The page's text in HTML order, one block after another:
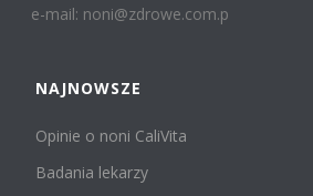
e-mail: noni@zdrowe.com.p
NAJNOWSZE
Opinie o noni CaliVita
Badania lekarzy